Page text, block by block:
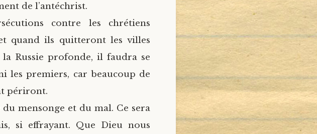
de l’antéchrist.
contre les chrétiens
quand ils quitteront les villes
Russie profonde, il faudra se
les premiers, car beaucoup de
périront.
mensonge et du mal. Ce sera
si effrayant. Que Dieu nous